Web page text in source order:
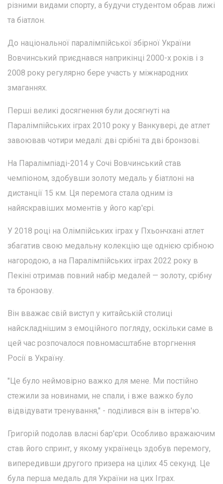
різними видами спорту, а будучи студентом обрав лижі
та біатлон.
До національної паралімпійської збірної України
Вовчинський приєднався наприкінці 2000-х років і з
2008 року регулярно бере участь у міжнародних
змаганнях.
Перші великі досягнення були досягнуті на
Паралімпійських іграх 2010 року у Ванкувері, де атлет
завоював чотири медалі: дві срібні та дві бронзові.
На Паралімпіаді-2014 у Сочі Вовчинський став
чемпіоном, здобувши золоту медаль у біатлоні на
дистанції 15 км. Ця перемога стала одним із
найяскравіших моментів у його кар'єрі.
У 2018 році на Олімпійських іграх у Пхьончхані атлет
збагатив свою медальну колекцію ще однією срібною
нагородою, а на Паралімпійських іграх 2022 року в
Пекіні отримав повний набір медалей — золоту, срібну
та бронзову.
Він вважає свій виступ у китайській столиці
найскладнішим з емоційного погляду, оскільки саме в
цей час розпочалося повномасштабне вторгнення
Росії в Україну.
"Це було неймовірно важко для мене. Ми постійно
стежили за новинами, не спали, і вже важко було
відвідувати тренування," - поділився він в інтерв'ю.
Григорій подолав власні бар'єри. Особливо вражаючим
став його спринт, у якому українець здобув перемогу,
випередивши другого призера на цілих 45 секунд. Це
була перша медаль для України на цих Іграх.